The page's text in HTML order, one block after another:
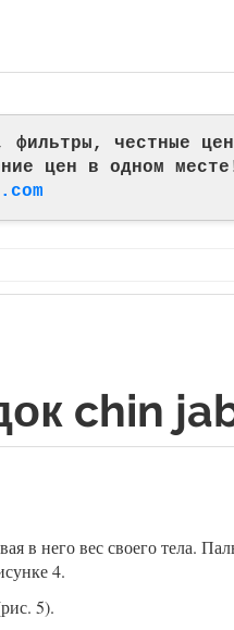
фильтры, честные
цен в одном
chin
в него вес своего тела.
4.
5).